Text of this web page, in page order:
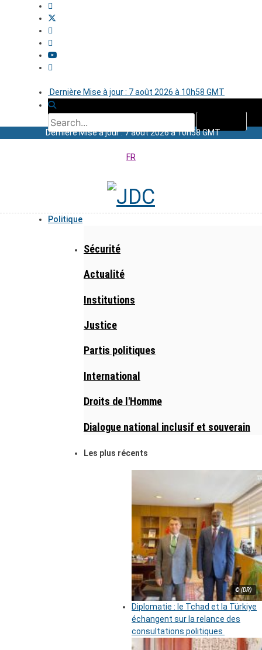
Dernière Mise à jour : 7 août 2026 à 10h58 GMT
Dernière Mise à jour : 7 août 2026 à 10h58 GMT
FR
Politique
Sécurité
Actualité
Institutions
Justice
Partis politiques
International
Droits de l'Homme
Dialogue national inclusif et souverain
Les plus récents
© (DR)
Diplomatie : le Tchad et la Türkiye
échangent sur la relance des
consultations politiques